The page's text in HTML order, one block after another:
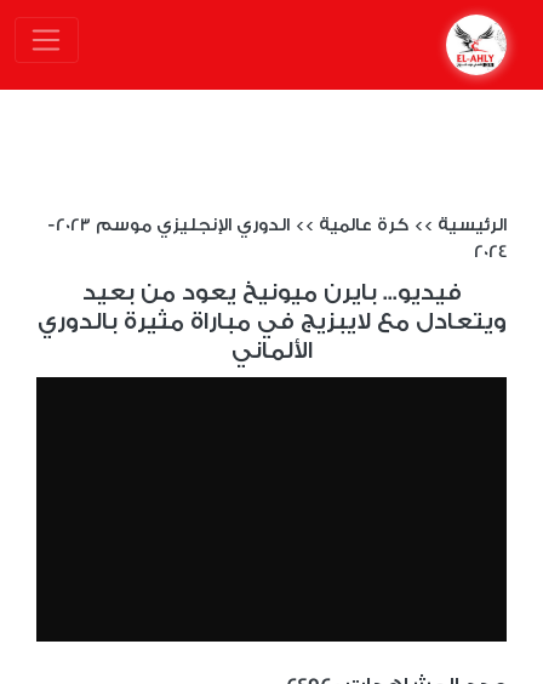
الرئيسية >> كرة عالمية >>
الدوري الإنجليزي موسم 2023-
2024
فيديو... بايرن ميونيخ يعود من بعيد
ويتعادل مع لايبزيج في مباراة مثيرة بالدوري
الألماني